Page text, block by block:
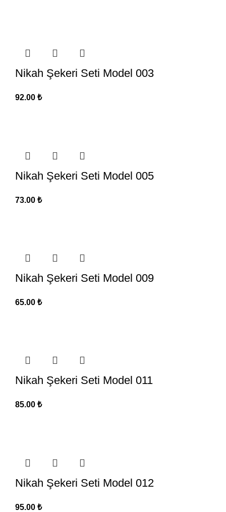
Nikah Şekeri Seti Model 003
92.00 ₺
Nikah Şekeri Seti Model 005
73.00 ₺
Nikah Şekeri Seti Model 009
65.00 ₺
Nikah Şekeri Seti Model 011
85.00 ₺
Nikah Şekeri Seti Model 012
95.00 ₺